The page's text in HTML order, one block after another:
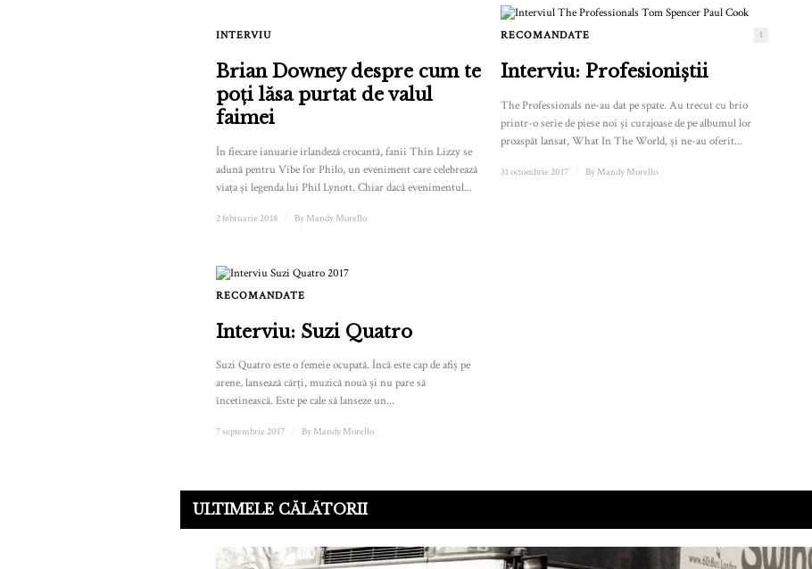
INTERVIU
Brian Downey despre cum te
poți lăsa purtat de valul
faimei
În fiecare ianuarie irlandeză crocantă, fanii Thin Lizzy se
adună pentru Vibe for Philo, un eveniment care celebrează
viața și legenda lui Phil Lynott. Chiar dacă evenimentul...
2 februarie 2018 By Mandy Morello
RECOMANDATE 1
Interviu: Profesioniștii
The Professionals ne-au dat pe spate. Au trecut cu brio
printr-o serie de piese noi și curajoase de pe albumul lor
proaspăt lansat, What In The World, și ne-au oferit...
31 octombrie 2017 By Mandy Morello
RECOMANDATE
Interviu: Suzi Quatro
Suzi Quatro este o femeie ocupată. Încă este cap de afiș pe
arene, lansează cărți, muzică nouă și nu pare să
încetinească. Este pe cale să lanseze un...
7 septembrie 2017 By Mandy Morello
ULTIMELE CĂLĂTORII